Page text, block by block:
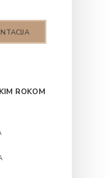
ROKOM